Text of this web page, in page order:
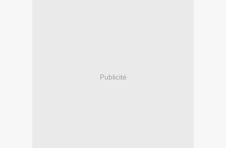
Publicité